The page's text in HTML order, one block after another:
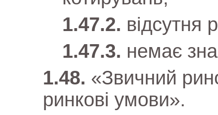
відсутня
немає
«Звичний
ринкові умови».